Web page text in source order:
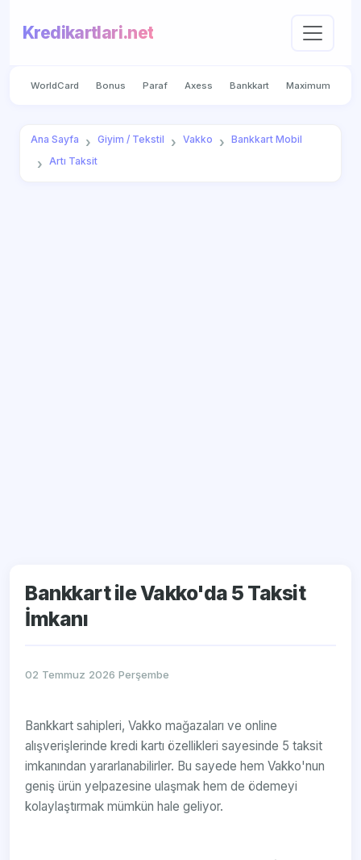
Kredikartlari.net
WorldCard Bonus Paraf Axess Bankkart Maximum
Ana Sayfa Giyim / Tekstil Vakko
Bankkart Mobil
Artı Taksit
Bankkart ile Vakko'da 5 Taksit
İmkanı
02 Temmuz 2026 Perşembe
Bankkart sahipleri, Vakko mağazaları ve online
alışverişlerinde kredi kartı özellikleri sayesinde 5 taksit
imkanından yararlanabilirler. Bu sayede hem Vakko'nun
geniş ürün yelpazesine ulaşmak hem de ödemeyi
kolaylaştırmak mümkün hale geliyor.